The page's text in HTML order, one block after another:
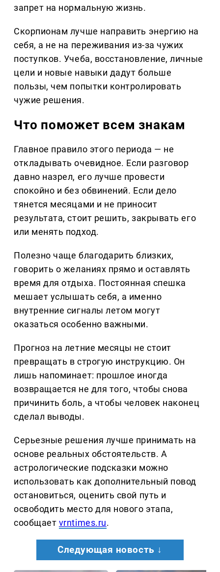
запрет на нормальную жизнь.
Скорпионам лучше направить энергию на
себя, а не на переживания из-за чужих
поступков. Учеба, восстановление, личные
цели и новые навыки дадут больше
пользы, чем попытки контролировать
чужие решения.
Что поможет всем знакам
Главное правило этого периода — не
откладывать очевидное. Если разговор
давно назрел, его лучше провести
спокойно и без обвинений. Если дело
тянется месяцами и не приносит
результата, стоит решить, закрывать его
или менять подход.
Полезно чаще благодарить близких,
говорить о желаниях прямо и оставлять
время для отдыха. Постоянная спешка
мешает услышать себя, а именно
внутренние сигналы летом могут
оказаться особенно важными.
Прогноз на летние месяцы не стоит
превращать в строгую инструкцию. Он
лишь напоминает: прошлое иногда
возвращается не для того, чтобы снова
причинить боль, а чтобы человек наконец
сделал выводы.
Серьезные решения лучше принимать на
основе реальных обстоятельств. А
астрологические подсказки можно
использовать как дополнительный повод
остановиться, оценить свой путь и
освободить место для нового этапа,
сообщает vrntimes.ru.
Следующая новость ↓